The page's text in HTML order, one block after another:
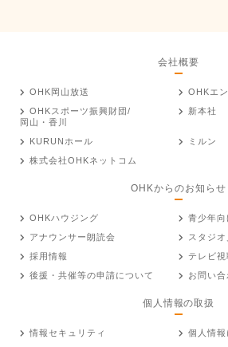
会社概要
OHK岡山放送
OHKエ
OHKスポーツ振興財団/
岡山・香川
新本社
KURUNホール
ミルン
株式会社OHKネットコム
OHKからのお知らせ
OHKハウジング
青少年向
アナウンサー朗読会
スタジオ
採用情報
テレビ視
後援・共催等の申請について
お問い合
個人情報の取扱
情報セキュリティ
個人情報